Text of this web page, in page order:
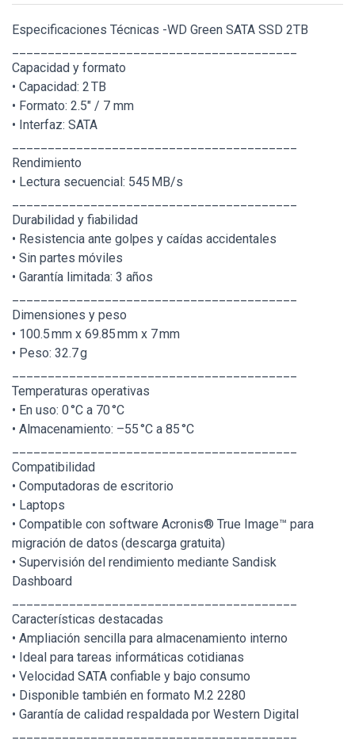
Especificaciones Técnicas -WD Green SATA SSD 2TB
Capacidad y formato
• Capacidad: 2 TB
• Formato: 2.5" / 7 mm
• Interfaz: SATA
Rendimiento
• Lectura secuencial: 545 MB/s
Durabilidad y fiabilidad
• Resistencia ante golpes y caídas accidentales
• Sin partes móviles
• Garantía limitada: 3 años
Dimensiones y peso
• 100.5 mm x 69.85 mm x 7 mm
• Peso: 32.7 g
Temperaturas operativas
• En uso: 0 °C a 70 °C
• Almacenamiento: –55 °C a 85 °C
Compatibilidad
• Computadoras de escritorio
• Laptops
• Compatible con software Acronis® True Image™ para
migración de datos (descarga gratuita)
• Supervisión del rendimiento mediante Sandisk
Dashboard
Características destacadas
• Ampliación sencilla para almacenamiento interno
• Ideal para tareas informáticas cotidianas
• Velocidad SATA confiable y bajo consumo
• Disponible también en formato M.2 2280
• Garantía de calidad respaldada por Western Digital